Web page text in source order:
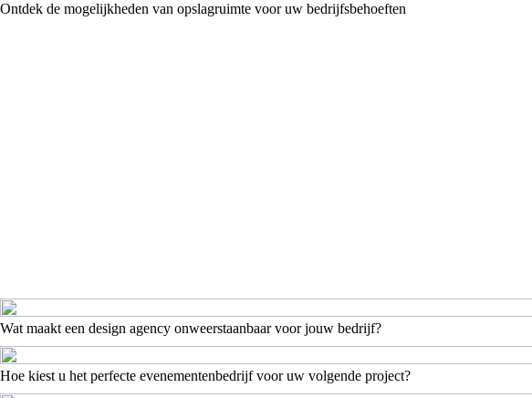
Ontdek de mogelijkheden van opslagruimte voor uw bedrijfsbehoeften
Wat maakt een design agency onweerstaanbaar voor jouw bedrijf?
Hoe kiest u het perfecte evenementenbedrijf voor uw volgende project?